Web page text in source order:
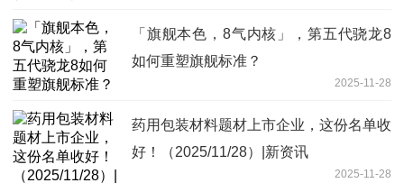
「旗舰本色，8气内核」，第五代骁龙8
如何重塑旗舰标准？
2025-11-28
药用包装材料题材上市企业，这份名单收
好！（2025/11/28）|新资讯
2025-11-28